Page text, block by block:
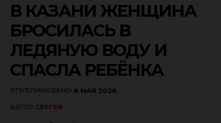
В КАЗАНИ ЖЕНЩИНА
БРОСИЛАСЬ В
ЛЕДЯНУЮ ВОДУ И
СПАСЛА РЕБЁНКА
ОПУБЛИКОВАНО 8 МАЯ 2026
АВТОР СЕРГЕЙ